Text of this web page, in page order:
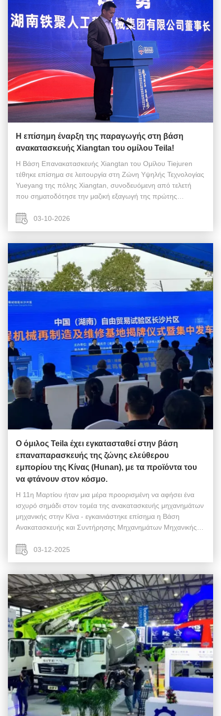
Η επίσημη έναρξη της παραγωγής στη βάση
ανακατασκευής Xiangtan του ομίλου Teila!
Η Βάση Επανακατασκευής Xiangtan του Ομίλου Tiejuren
τέθηκε επίσημα σε λειτουργία στη Ζώνη Υψηλής Τεχνολογίας
Yueyang της πόλης Xiangtan, συνοδευόμενη από τελετή
που σηματοδότησε την μαζική εξαγωγή της πρώτης
Στους παρευρισκόμενους περιλαμβάνονταν ...
03-10-2026
Ο όμιλος Teila έχει εγκατασταθεί στην βάση
επαναπαρασκευής της ζώνης ελεύθερου
εμπορίου της Κίνας (Hunan), με τα προϊόντα του
να φτάνουν στον κόσμο.
Η 11η Μαρτίου ήταν μια μέρα προορισμένη να αφήσει ένα
ισχυρό σημάδι στον τομέα της ανακατασκευής μηχανημάτων
μηχανικής στην Κίνα - εγκαινιάστηκε επίσημα η Βάση
Ανακατασκευής και Συντήρησης Μηχανημάτων Μηχανικής
Εμπορίου της Κίνας (Hunan). Ο Cao ...
03-12-2025